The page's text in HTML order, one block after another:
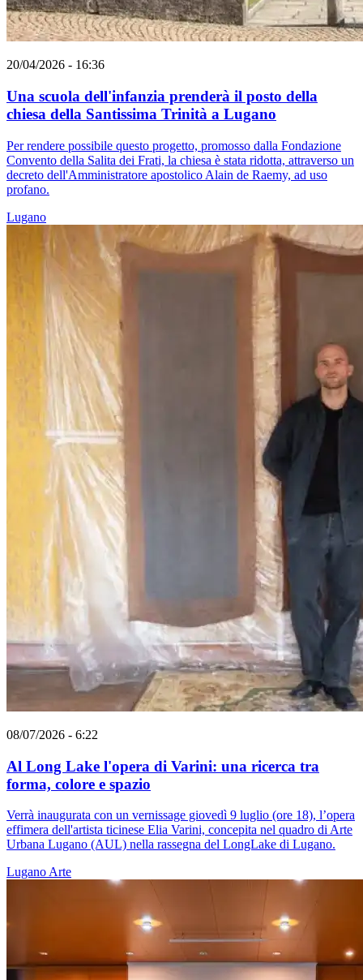
20/04/2026 - 16:36
Una scuola dell'infanzia prenderà il posto della
chiesa della Santissima Trinità a Lugano
Per rendere possibile questo progetto, promosso dalla Fondazione
Convento della Salita dei Frati, la chiesa è stata ridotta, attraverso un
decreto dell'Amministratore apostolico Alain de Raemy, ad uso
profano.
Lugano
08/07/2026 - 6:22
Al Long Lake l'opera di Varini: una ricerca tra
forma, colore e spazio
Verrà inaugurata con un vernissage giovedì 9 luglio (ore 18), l’opera
effimera dell'artista ticinese Elia Varini, concepita nel quadro di Arte
Urbana Lugano (AUL) nella rassegna del LongLake di Lugano.
Lugano Arte